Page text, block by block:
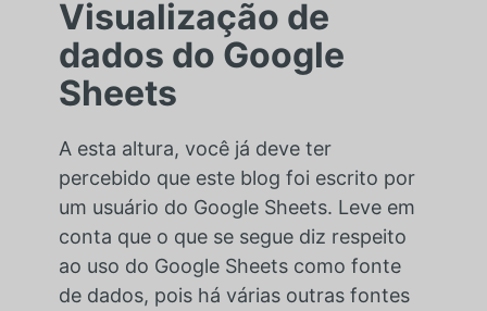
Visualização de
dados do Google
Sheets
A esta altura, você já deve ter
percebido que este blog foi escrito por
um usuário do Google Sheets. Leve em
conta que o que se segue diz respeito
ao uso do Google Sheets como fonte
de dados, pois há várias outras fontes